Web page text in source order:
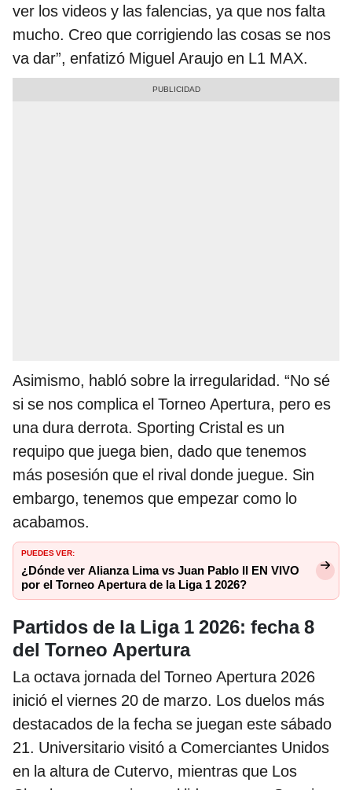
ver los videos y las falencias, ya que nos falta
mucho. Creo que corrigiendo las cosas se nos
va dar”, enfatizó Miguel Araujo en L1 MAX.
Asimismo, habló sobre la irregularidad. “No sé
si se nos complica el Torneo Apertura, pero es
una dura derrota. Sporting Cristal es un
requipo que juega bien, dado que tenemos
más posesión que el rival donde juegue. Sin
embargo, tenemos que empezar como lo
acabamos.
PUEDES VER:
¿Dónde ver Alianza Lima vs Juan Pablo II EN VIVO
por el Torneo Apertura de la Liga 1 2026?
Partidos de la Liga 1 2026: fecha 8
del Torneo Apertura
La octava jornada del Torneo Apertura 2026
inició el viernes 20 de marzo. Los duelos más
destacados de la fecha se juegan este sábado
21. Universitario visitó a Comerciantes Unidos
en la altura de Cutervo, mientras que Los